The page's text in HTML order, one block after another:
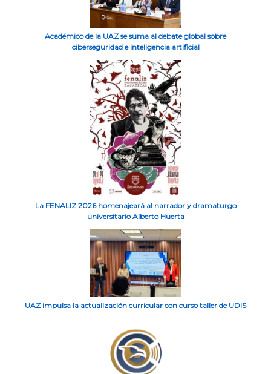
Académico de la UAZ se suma al debate global sobre
ciberseguridad e inteligencia artificial
La FENALIZ 2026 homenajeará al narrador y dramaturgo
universitario Alberto Huerta
UAZ impulsa la actualización curricular con curso taller de UDIS